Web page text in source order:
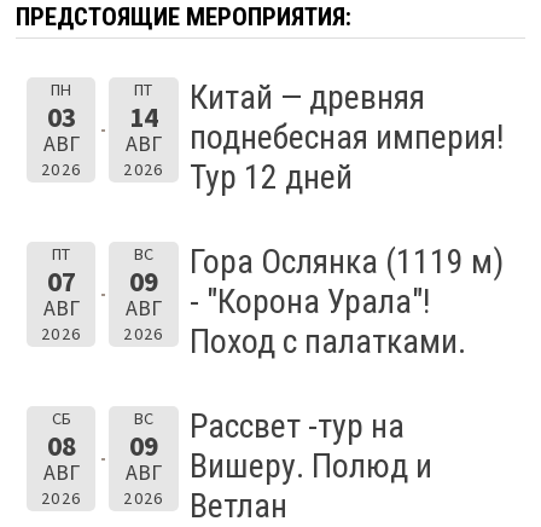
ПРЕДСТОЯЩИЕ МЕРОПРИЯТИЯ:
ПН
03
АВГ
2026
ПТ
14
АВГ
2026
Китай — древняя
поднебесная империя!
Тур 12 дней
ПТ
07
АВГ
2026
ВС
09
АВГ
2026
Гора Ослянка (1119 м)
- "Корона Урала"!
Поход с палатками.
СБ
08
АВГ
2026
ВС
09
АВГ
2026
Рассвет -тур на
Вишеру. Полюд и
Ветлан